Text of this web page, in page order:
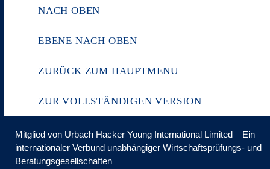
NACH OBEN
EBENE NACH OBEN
ZURÜCK ZUM HAUPTMENU
ZUR VOLLSTÄNDIGEN VERSION
Mitglied von Urbach Hacker Young International Limited – Ein
internationaler Verbund unabhängiger Wirtschaftsprüfungs- und
Beratungsgesellschaften